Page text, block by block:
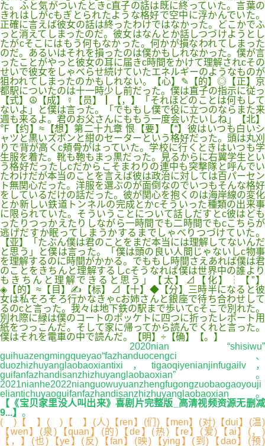
た。ふと気がついたときc直子の話は既に終っていた。言葉の
きれはしがcもぎとられたような格好で空中に浮かんでいた。
正確に言えば彼女の話は終ったわけではなかった。どこかでふ
っと消えてしまったのだ。彼女はなんとか話しつづけようとし
たがcそこにはもう何もなかった。何かが損なわれてしまった
のだ。あるいはそれを損ったのは僕かもしれなかった。僕が言
ったことがやっと彼女の耳に届きc時間をかけて理解されcその
せいで彼女をしゃべらせ続けていたエネルギーのようなものが
狙われてしまったのかもしれない。【心】✎【的】◎【正】京
都駅についたのは十一時少し前だった。僕は直子の指示に従っ
【式】☮【成】☿【员】┃【，】「それほどのことは何もして
ないよ」と僕は言った。「でももし僕で役に立つのならまた来
週も来るよ。君のお父さんにももう一度会いたいしね」【北】
℉【约】≈【想】第二十九章 恨【要】【“】彼はいつも白いシ
ャツと黒いズボンと紺のセーターという格好だった。頭は丸刈
りで背が高くc頬骨がはっていた。学校に行くときはいつも学
生服を着た。靴も鞄もまっ黒だった。見るからに右翼学生とい
う格好だったしcだからこそまわりの連中も突撃隊と呼んでい
たわけだが本当のことを言えば彼は政治に対しては百パーセン
ト無関心だった。洋服を選ぶのが面倒なのでいつもそんな格好
をしているだけの話だった。彼が関心を抱くのは海岸線の変化
とか新しい鉄道トンネルの完成とかcそういった種類の出来事
に限られていた。そういうことについて話しだすとc彼はども
ったりつっかえたりしながら一時間でも二時間でもcこちらが
逃げだすか眠ってしまうかするまでしゃべりつづけていた。
【亚】「たぶん僕は君のことをまだ本当には理解してないんだ
と思う」と僕は言った。「僕は頭の良い人間じゃないしc物事
を理解するのに時間がかかる。でももし時間さえあれば僕は君
のことをきちんと理解するしcそうなれば僕は世界中の誰より
もきちんと理解できると思う」【太】⊿【化】┆【”】
◈【的】≈【目】✍【标】⊿【十】◆【分】三時半になると彼
女は私そろそろ行かなきゃcお姉さんと銀座で待ち合わせして
るのcと言った。我々は地下鉄の駅まで歩いてcそこで別れた。
別れ際に緑は僕のコートのポッケトに四つに折ったレポート用
紙をつっこんだ。そして家に帰ってから読んでくれと言った。
僕はそれを電車の中で読んだ。【明】÷【确】【。】
2020nian “shisiwu”
guihuazengmingqueyao“fazhanduocengci、
duozhizhuyanglaobaoxiantixi，tigaoqiyenianjinfugailv，
guifanfazhandisanzhizhuyanglaobaoxian”。
2021nianhe2022nianguowuyuanzhengfugongzuobaogaoyouji
eliantichuyaoguifanfazhandisanzhizhuyanglaobaoxian。
【《宝贝家里没人叫出来》喜剧片完整版_高清视频资源无删减
9...】 。
( )【 】( )【 】(人)【ren】(们)【men】(对)【dui】(温)
【wen】(泉)【quan】(的)【de】(热)【re】(爱)【ai】(，)
【，】(也)【ye】(反)【fan】(映)【ying】(到)【dao】(预)